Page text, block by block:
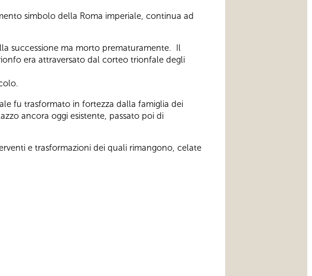
simbolo della Roma imperiale, continua ad
successione ma morto prematuramente. Il
era attraversato dal corteo trionfale degli
fu trasformato in fortezza dalla famiglia dei
ancora oggi esistente, passato poi di
e trasformazioni dei quali rimangono, celate